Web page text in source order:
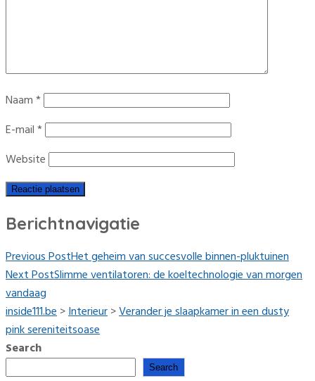
Naam*
E-mail*
Website
Berichtnavigatie
Previous PostHet geheim van succesvolle binnen-pluktuinen
Next PostSlimme ventilatoren: de koeltechnologie van morgen
vandaag
inside111.be>Interieur>Verander je slaapkamer in een dusty
pink sereniteitsoase
Search
Search